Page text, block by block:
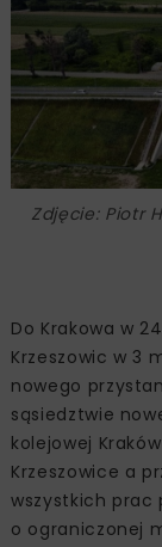
Zdjęcie: Piotr
Do Krakowa w
Krzeszowic w 3
nowego
sąsiedztwie
kolejowej
Krzeszowice a
wszystkich prac
o ograniczonej